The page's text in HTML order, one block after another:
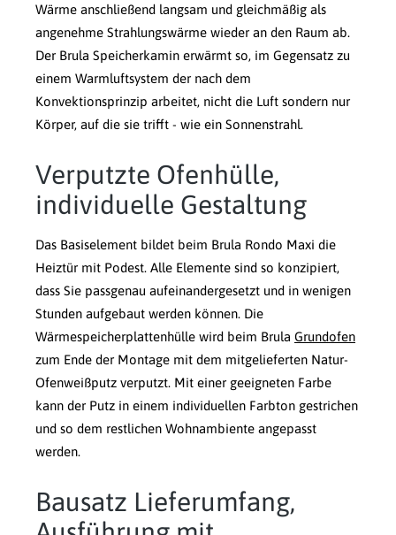
Wärme anschließend langsam und gleichmäßig als
angenehme Strahlungswärme wieder an den Raum ab.
Der Brula Speicherkamin erwärmt so, im Gegensatz zu
einem Warmluftsystem der nach dem
Konvektionsprinzip arbeitet, nicht die Luft sondern nur
Körper, auf die sie trifft - wie ein Sonnenstrahl.
Verputzte Ofenhülle,
individuelle Gestaltung
Das Basiselement bildet beim Brula Rondo Maxi die
Heiztür mit Podest. Alle Elemente sind so konzipiert,
dass Sie passgenau aufeinandergesetzt und in wenigen
Stunden aufgebaut werden können. Die
Wärmespeicherplattenhülle wird beim Brula Grundofen
zum Ende der Montage mit dem mitgelieferten Natur-
Ofenweißputz verputzt. Mit einer geeigneten Farbe
kann der Putz in einem individuellen Farbton gestrichen
und so dem restlichen Wohnambiente angepasst
werden.
Bausatz Lieferumfang,